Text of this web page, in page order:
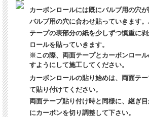
カーボンロールには既にバルブ用の穴が
バルブ用の穴に合わせ貼っていきます
テープの表部分の紙を少しずつ慎重に
ロールを貼っていきます。
※この際、両面テープとカーボンロー
すようにして施工してください。
カーボンロールの貼り始めは、両面テ
て貼り付けてください。
両面テープ貼り付け時と同様に、継ぎ
にカーボンを切り調整して下さい。